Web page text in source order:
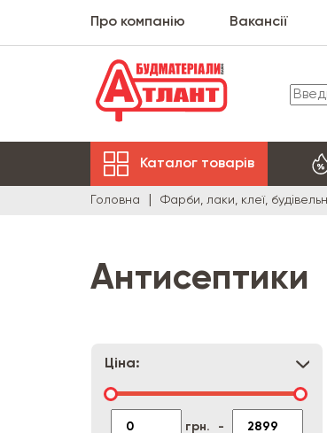
Про компанію Вакансії
Каталог товарів
Головна Фарби, лаки, клеї,
Антисептики
Ціна:
грн. -